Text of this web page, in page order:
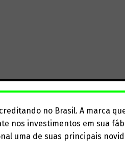
no Brasil. A marca
nos investimentos em sua
uma de suas principais